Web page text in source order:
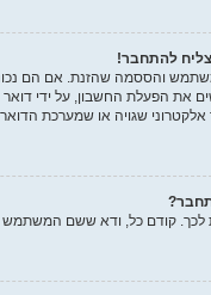
להתחבר!
את הפעלת החשבון, על ידי
שגויה או שמערכת